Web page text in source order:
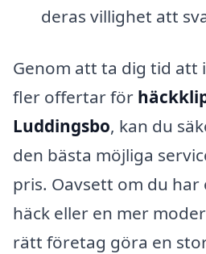
deras villighet att
Genom att ta dig tid
fler offertar för
Luddingsbo, kan du
den bästa möjliga
pris. Oavsett om du har
häck eller en mer
rätt företag göra en